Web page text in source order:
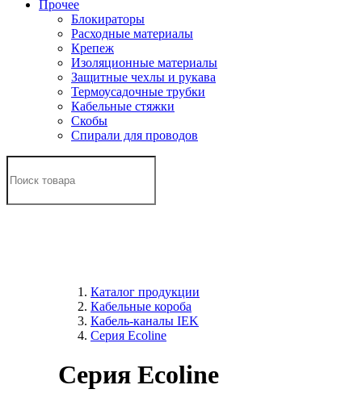
Прочее
Блокираторы
Расходные материалы
Крепеж
Изоляционные материалы
Защитные чехлы и рукава
Термоусадочные трубки
Кабельные стяжки
Скобы
Спирали для проводов
Каталог продукции
Кабельные короба
Кабель-каналы IEK
Серия Ecoline
Серия Ecoline